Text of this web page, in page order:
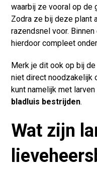
waarbij ze vooral op de
Zodra ze bij deze plant
razendsnel voor.
hierdoor compleet
Merk je dit ook op bij
niet direct noodzakelijk
kunt namelijk met
bladluis bestrijden.
Wat zijn